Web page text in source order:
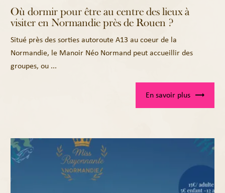
Où dormir pour être au centre des lieux à
visiter en Normandie près de Rouen ?
Situé près des sorties autoroute A13 au coeur de la
Normandie, le Manoir Néo Normand peut accueillir des
groupes, ou ...
En savoir plus